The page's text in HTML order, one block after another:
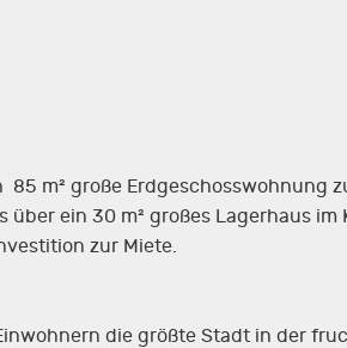
m² große Erdgeschosswohnung
ein 30 m² großes Lagerhaus
zur Miete.
die größte Stadt in der